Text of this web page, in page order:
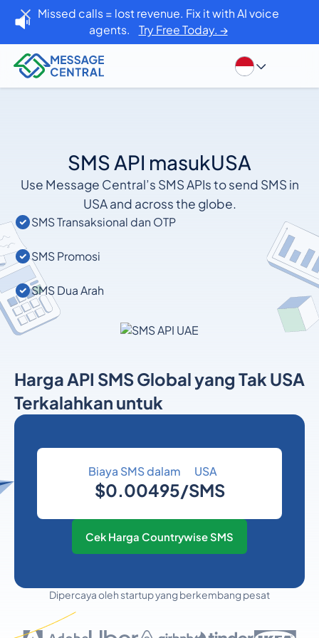
Missed calls = lost revenue. Fix it with AI voice
agents. Try Free Today. →
SMS API masukUSA
Use Message Central’s SMS APIs to send SMS in
USA and across the globe.
SMS Transaksional dan OTP
SMS Promosi
SMS Dua Arah
Harga API SMS Global yang Tak
Terkalahkan untuk
USA
Biaya SMS dalam USA
$0.00495/SMS
Cek Harga Countrywise SMS
Dipercaya oleh startup yang berkembang pesat